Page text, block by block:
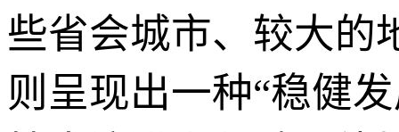
些省会城市、较大的
则呈现出一种“稳健